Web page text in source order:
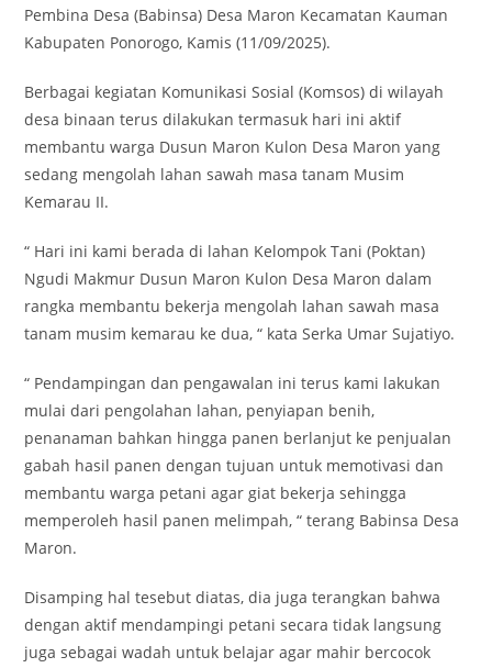
Pembina Desa (Babinsa) Desa Maron Kecamatan Kauman
Kabupaten Ponorogo, Kamis (11/09/2025).
Berbagai kegiatan Komunikasi Sosial (Komsos) di wilayah
desa binaan terus dilakukan termasuk hari ini aktif
membantu warga Dusun Maron Kulon Desa Maron yang
sedang mengolah lahan sawah masa tanam Musim
Kemarau II.
“ Hari ini kami berada di lahan Kelompok Tani (Poktan)
Ngudi Makmur Dusun Maron Kulon Desa Maron dalam
rangka membantu bekerja mengolah lahan sawah masa
tanam musim kemarau ke dua, “ kata Serka Umar Sujatiyo.
“ Pendampingan dan pengawalan ini terus kami lakukan
mulai dari pengolahan lahan, penyiapan benih,
penanaman bahkan hingga panen berlanjut ke penjualan
gabah hasil panen dengan tujuan untuk memotivasi dan
membantu warga petani agar giat bekerja sehingga
memperoleh hasil panen melimpah, “ terang Babinsa Desa
Maron.
Disamping hal tesebut diatas, dia juga terangkan bahwa
dengan aktif mendampingi petani secara tidak langsung
juga sebagai wadah untuk belajar agar mahir bercocok